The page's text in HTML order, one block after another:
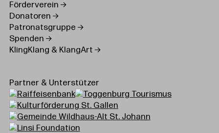
Förderverein
Donatoren
Patronatsgruppe
Spenden
KlingKlang & KlangArt
Partner & Unterstützer